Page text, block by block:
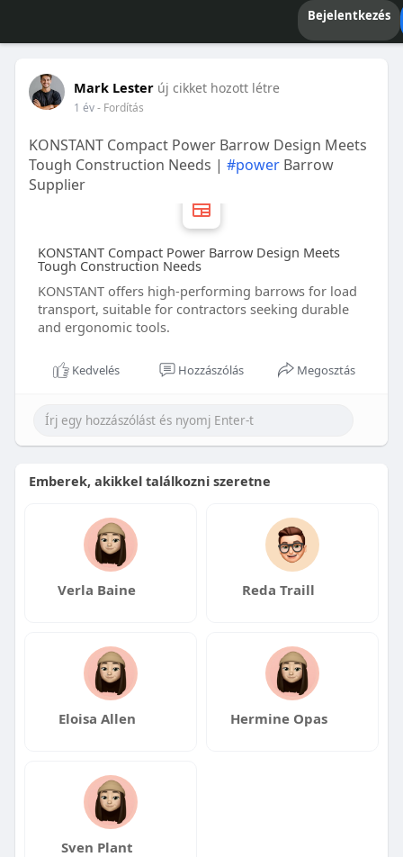
Bejelentkezés
Mark Lester új cikket hozott létre
1 év- Fordítás
KONSTANT Compact Power Barrow Design Meets
Tough Construction Needs | #powerBarrow
Supplier
KONSTANT Compact Power Barrow Design Meets
Tough Construction Needs
KONSTANT offers high-performing barrows for load
transport, suitable for contractors seeking durable
and ergonomic tools.
Kedvelés Hozzászólás Megosztás
Emberek, akikkel találkozni szeretne
Verla Baine Reda Traill
Eloisa Allen Hermine Opas
Sven Plant